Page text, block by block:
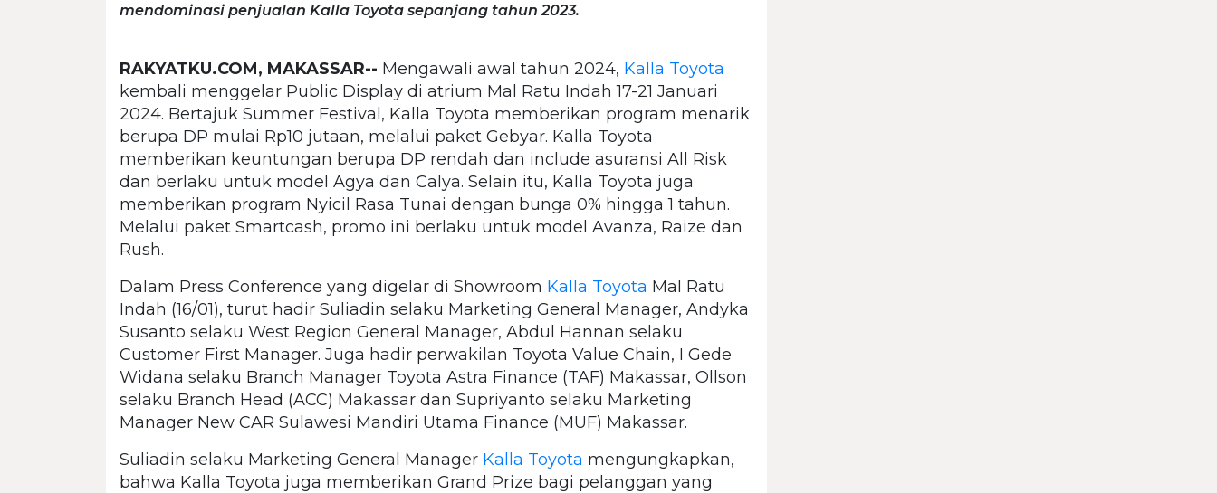
mendominasi penjualan Kalla Toyota sepanjang tahun 2023.
RAKYATKU.COM, MAKASSAR-- Mengawali awal tahun 2024, Kalla Toyota
kembali menggelar Public Display di atrium Mal Ratu Indah 17-21 Januari
2024. Bertajuk Summer Festival, Kalla Toyota memberikan program menarik
berupa DP mulai Rp10 jutaan, melalui paket Gebyar. Kalla Toyota
memberikan keuntungan berupa DP rendah dan include asuransi All Risk
dan berlaku untuk model Agya dan Calya. Selain itu, Kalla Toyota juga
memberikan program Nyicil Rasa Tunai dengan bunga 0% hingga 1 tahun.
Melalui paket Smartcash, promo ini berlaku untuk model Avanza, Raize dan
Rush.
Dalam Press Conference yang digelar di Showroom Kalla Toyota Mal Ratu
Indah (16/01), turut hadir Suliadin selaku Marketing General Manager, Andyka
Susanto selaku West Region General Manager, Abdul Hannan selaku
Customer First Manager. Juga hadir perwakilan Toyota Value Chain, I Gede
Widana selaku Branch Manager Toyota Astra Finance (TAF) Makassar, Ollson
selaku Branch Head (ACC) Makassar dan Supriyanto selaku Marketing
Manager New CAR Sulawesi Mandiri Utama Finance (MUF) Makassar.
Suliadin selaku Marketing General Manager Kalla Toyota mengungkapkan,
bahwa Kalla Toyota juga memberikan Grand Prize bagi pelanggan yang